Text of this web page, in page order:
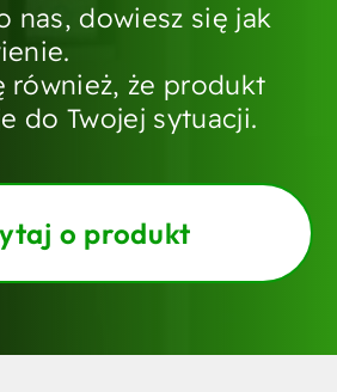
nas, dowiesz się jak
również, że produkt
do Twojej sytuacji.
o produkt